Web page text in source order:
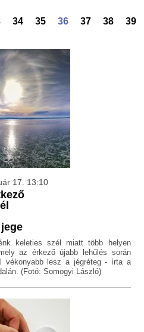
34 35 36 37 38 39
17. 13:10
keleties szél miatt több helyen
az érkező újabb lehűlés során
vékonyabb lesz a jégréteg - írta a
(Fotó: Somogyi László)